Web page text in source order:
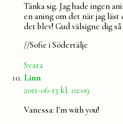
Tänka sig. Jag hade ingen
en aning om det när jag
det blev! Gud välsigne dig
//Sofie i Södertälje
Svara
Linn
2011-06-13 kl. 02:09
Vanessa: I'm with you!